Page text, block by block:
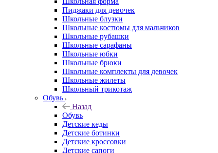
Пиджаки для девочек
Школьные блузки
Школьные костюмы для мальчиков
Школьные рубашки
Школьные сарафаны
Школьные юбки
Школьные брюки
Школьные комплекты для девочек
Школьные жилеты
Школьный трикотаж
Обувь
Назад
Обувь
Детские кеды
Детские ботинки
Детские кроссовки
Детские сапоги